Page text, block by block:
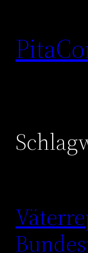
springen